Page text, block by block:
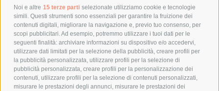
Noi e altre 15 terze parti selezionate utilizziamo cookie e tecnologie
simili. Questi strumenti sono essenziali per garantire la fruizione dei
contenuti digitali, migliorare la navigazione e, previo tuo consenso, per
scopi pubblicitari. Ad esempio, potremmo utilizzare i tuoi dati per le
seguenti finalità: archiviare informazioni su dispositivo e/o accedervi,
utilizzare dati limitati per la selezione della pubblicità, creare profili per
la pubblicità personalizzata, utilizzare profili per la selezione di
pubblicità personalizzata, creare profili per la personalizzazione dei
contenuti, utilizzare profili per la selezione di contenuti personalizzati,
misurare le prestazioni degli annunci, misurare le prestazioni dei
POLITICA DI RESO
POLICY
PRIVACY POLICY
COOKIE POLICY
PAGAMENTI SICURI